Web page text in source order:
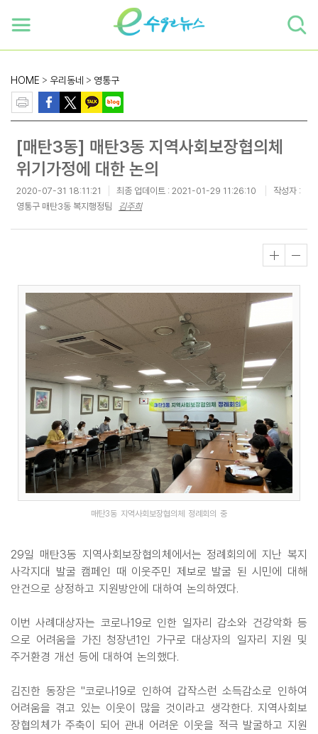
HOME > 우리동네 > 영통구
[매탄3동] 매탄3동 지역사회보장협의체
위기가정에 대한 논의
2020-07-31 18:11:21 최종 업데이트 : 2021-01-29 11:26:10
작성자 :
영통구 매탄3동 복지행정팀
김주희
매탄3동 지역사회보장협의체 정례회의 중
29일 매탄3동 지역사회보장협의체에서는 정례회의에 지난 복지
사각지대 발굴 캠페인 때 이웃주민 제보로 발굴 된 시민에 대해
안건으로 상정하고 지원방안에 대하여 논의하였다.
이번 사례대상자는 코로나19로 인한 일자리 감소와 건강악화 등
으로 어려움을 가진 청장년1인 가구로 대상자의 일자리 지원 및
주거환경 개선 등에 대하여 논의했다.
김진한 동장은 "코로나19로 인하여 갑작스런 소득감소로 인하여
어려움을 겪고 있는 이웃이 많을 것이라고 생각한다. 지역사회보
장협의체가 주축이 되어 관내 어려운 이웃을 적극 발굴하고 지원